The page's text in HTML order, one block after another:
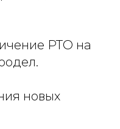
РТО на
новых